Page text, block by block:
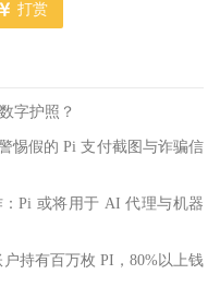
打赏
字护照？
惕假的 Pi 支付截图与诈骗信
：Pi 或将用于 AI 代理与机器
持有百万枚 PI，80%以上钱